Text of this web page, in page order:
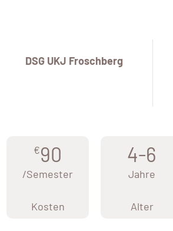
DSG UKJ Froschberg
€90
/Semester
Kosten
4-6
Jahre
Alter